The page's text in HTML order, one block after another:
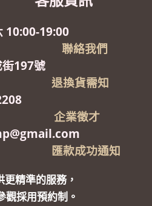
週六 10:00-19:00
聯絡我們
區玉成街197號
退換貨需知
2208
企業徵才
匯款成功通知
更精準的服務，
觀採用預約制。